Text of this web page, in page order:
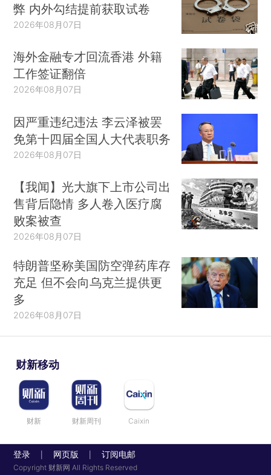
弊 内外勾结提前获取试卷
2026年08月07日
海外金融专才回流香港 外籍
工作签证翻倍
2026年08月07日
因严重违纪违法 李云泽被罢
免第十四届全国人大代表职务
2026年08月07日
【我闻】光大旗下上市公司出
售背后隐情 多人卷入医疗腐
败案被查
2026年08月07日
特朗普坚称美国防空弹药库存
充足 但不会向乌克兰提供更
多
2026年08月07日
财新移动
财新 财新周刊 Caixin
登录 网页版 订阅电邮
Copyright 财新网 All Rights Reserved